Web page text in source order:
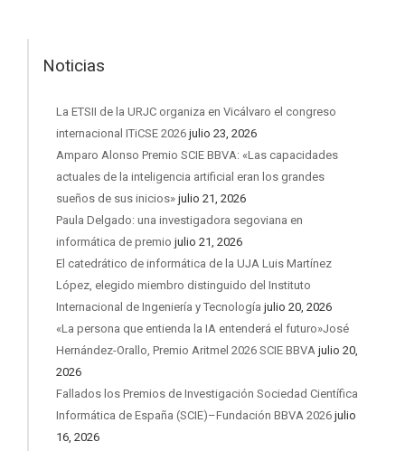
Noticias
La ETSII de la URJC organiza en Vicálvaro el congreso
internacional ITiCSE 2026 julio 23, 2026
Amparo Alonso Premio SCIE BBVA: «Las capacidades
actuales de la inteligencia artificial eran los grandes
sueños de sus inicios» julio 21, 2026
Paula Delgado: una investigadora segoviana en
informática de premio julio 21, 2026
El catedrático de informática de la UJA Luis Martínez
López, elegido miembro distinguido del Instituto
Internacional de Ingeniería y Tecnología julio 20, 2026
«La persona que entienda la IA entenderá el futuro»José
Hernández-Orallo, Premio Aritmel 2026 SCIE BBVA julio 20,
2026
Fallados los Premios de Investigación Sociedad Científica
Informática de España (SCIE)–Fundación BBVA 2026 julio
16, 2026